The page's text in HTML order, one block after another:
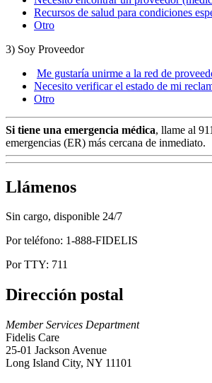
Recursos de salud para condiciones
Otro
3) Soy Proveedor
Me gustaría unirme a la red de
Necesito verificar el estado de mi
Otro
Si tiene una emergencia médica, llame al
emergencias (ER) más cercana de inmediato.
Llámenos
Sin cargo, disponible 24/7
Por teléfono: 1-888-FIDELIS
Por TTY: 711
Dirección postal
Member Services Department
Fidelis Care
25-01 Jackson Avenue
Long Island City, NY 11101